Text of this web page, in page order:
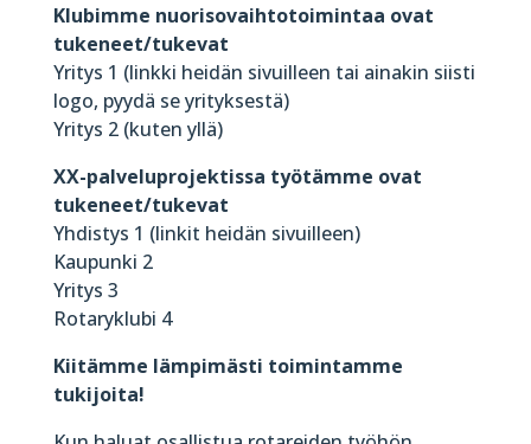
Klubimme nuorisovaihtotoimintaa ovat
tukeneet/tukevat
Yritys 1 (linkki heidän sivuilleen tai ainakin siisti
logo, pyydä se yrityksestä)
Yritys 2 (kuten yllä)
XX-palveluprojektissa työtämme ovat
tukeneet/tukevat
Yhdistys 1 (linkit heidän sivuilleen)
Kaupunki 2
Yritys 3
Rotaryklubi 4
Kiitämme lämpimästi toimintamme
tukijoita!